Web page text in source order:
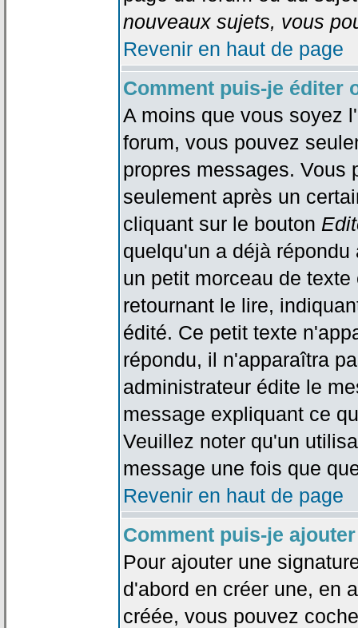
nouveaux sujets, vous
Revenir en haut de page
Comment puis-je éditer
A moins que vous soyez
forum, vous pouvez
propres messages. Vous
seulement après un
cliquant sur le bouton
quelqu'un a déjà
un petit morceau de
retournant le lire,
édité. Ce petit texte
répondu, il n'apparaîtra
administrateur édite le
message expliquant ce
Veuillez noter qu'un
message une fois que
Revenir en haut de page
Comment puis-je
Pour ajouter une
d'abord en créer une, en
créée, vous pouvez